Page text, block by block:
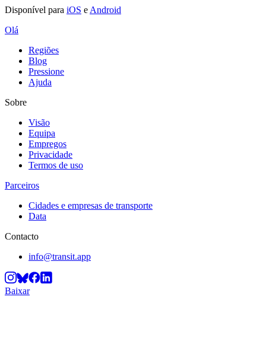
Disponível para iOS e Android
Olá
Regiões
Blog
Pressione
Ajuda
Sobre
Visão
Equipa
Empregos
Privacidade
Termos de uso
Parceiros
Cidades e empresas de transporte
Data
Contacto
info@transit.app
Baixar